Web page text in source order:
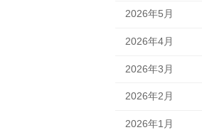
2026年5月
2026年4月
2026年3月
2026年2月
2026年1月